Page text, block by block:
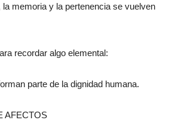
memoria y la pertenencia se vuelven
recordar algo elemental:
parte de la dignidad humana.
AFECTOS